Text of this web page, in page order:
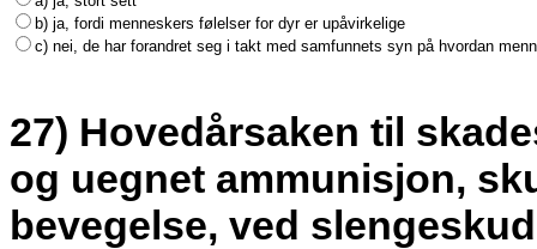
b) ja, fordi menneskers følelser for dyr er upåvirkelige
c) nei, de har forandret seg i takt med samfunnets syn på hvordan
27) Hovedårsaken til
og uegnet ammunisjon,
bevegelse, ved